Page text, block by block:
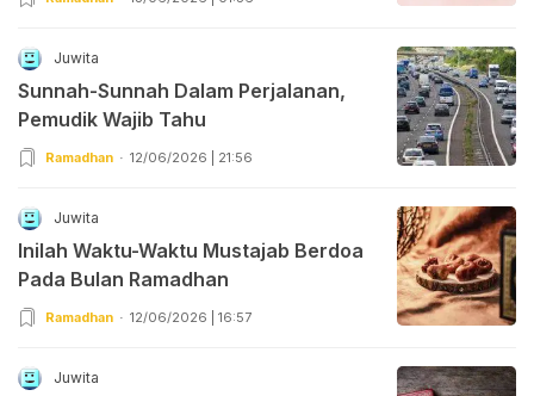
Juwita
Sunnah-Sunnah Dalam Perjalanan,
Pemudik Wajib Tahu
Ramadhan 12/06/2026 | 21:56
Juwita
Inilah Waktu-Waktu Mustajab Berdoa
Pada Bulan Ramadhan
Ramadhan 12/06/2026 | 16:57
Juwita